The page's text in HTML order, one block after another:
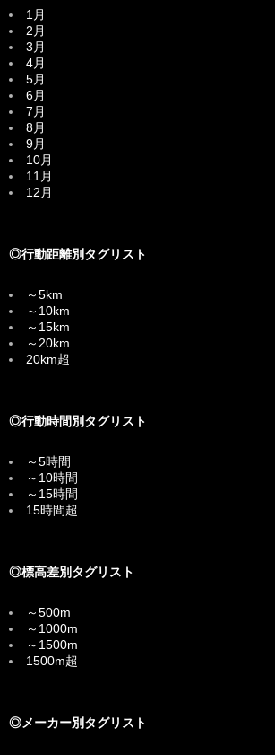
1月
2月
3月
4月
5月
6月
7月
8月
9月
10月
11月
12月
◎行動距離別タグリスト
～5km
～10km
～15km
～20km
20km超
◎行動時間別タグリスト
～5時間
～10時間
～15時間
15時間超
◎標高差別タグリスト
～500m
～1000m
～1500m
1500m超
◎メーカー別タグリスト